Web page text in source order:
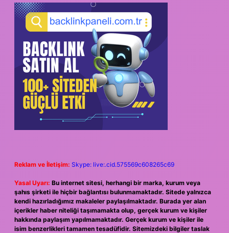
Reklam ve İletişim: Skype: live:.cid.575569c608265c69
Yasal Uyarı: Bu internet sitesi, herhangi bir marka, kurum veya
şahıs şirketi ile hiçbir bağlantısı bulunmamaktadır. Sitede yalnızca
kendi hazırladığımız makaleler paylaşılmaktadır. Burada yer alan
içerikler haber niteliği taşımamakta olup, gerçek kurum ve kişiler
hakkında paylaşım yapılmamaktadır. Gerçek kurum ve kişiler ile
isim benzerlikleri tamamen tesadüfidir. Sitemizdeki bilgiler taslak